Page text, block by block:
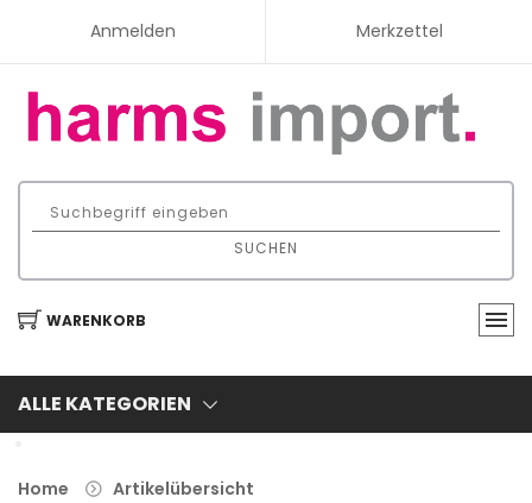
Anmelden Merkzettel
SUCHEN
WARENKORB
ALLE KATEGORIEN
Home
Artikelübersicht